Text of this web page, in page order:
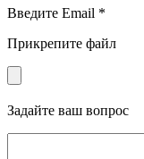
Введите Email *
Прикрепите файл
Задайте ваш вопрос